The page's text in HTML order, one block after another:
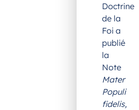
Doctrine
de la
Foi a
publié
la
Note
Mater
Populi
fidelis,